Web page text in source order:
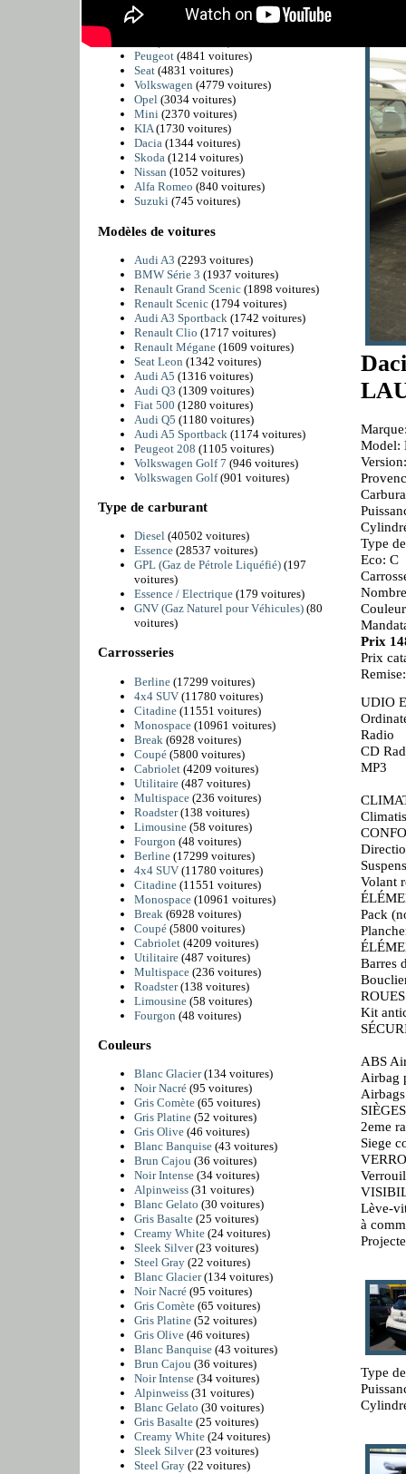
Model:
Type
Eco: C
Prix
Prix
UDIO
Radio
CD
MP3
Volant
Pack
Barres
ROUES
Kit
ABS
Airbag
SIÈGES
2eme
Siege
Lève-
à
Type
BMW
(6225 voitures)
Citroën
Peugeot(4841 voitures)
Seat(4831 voitures)
Volkswagen (4779 voitures)
Opel(3034 voitures)
Mini(2370 voitures)
KIA(1730 voitures)
Dacia(1344 voitures)
Skoda(1214 voitures)
Nissan (1052 voitures)
Alfa Romeo (840 voitures)
Suzuki(745 voitures)
Modèles de voitures
Audi A3 (2293 voitures)
BMW Série 3 (1937 voitures)
Renault Grand Scenic (1898 voitures)
Renault Scenic (1794 voitures)
Audi A3 Sportback (1742 voitures)
Renault Clio (1717 voitures)
Renault Mégane (1609 voitures)
Seat Leon (1342 voitures)
Audi A5 (1316 voitures)
Audi Q3 (1309 voitures)
Fiat 500 (1280 voitures)
Audi Q5 (1180 voitures)
Audi A5 Sportback (1174 voitures)
Peugeot 208 (1105 voitures)
Volkswagen Golf 7 (946 voitures)
Volkswagen Golf(901 voitures)
Type de carburant
Diesel(40502 voitures)
Essence(28537 voitures)
GPL (Gaz de Pétrole Liquéfié)(197
voitures)
Essence / Electrique(179 voitures)
GNV (Gaz Naturel pour Véhicules)(80
voitures)
Carrosseries
Berline(17299 voitures)
4x4 SUV(11780 voitures)
Citadine(11551 voitures)
Monospace(10961 voitures)
Break (6928 voitures)
Coupé(5800 voitures)
Cabriolet(4209 voitures)
Utilitaire(487 voitures)
Multispace(236 voitures)
Roadster(138 voitures)
Limousine(58 voitures)
Fourgon (48 voitures)
Berline(17299 voitures)
4x4 SUV(11780 voitures)
Citadine(11551 voitures)
Monospace(10961 voitures)
Break (6928 voitures)
Coupé(5800 voitures)
Cabriolet(4209 voitures)
Utilitaire(487 voitures)
Multispace(236 voitures)
Roadster(138 voitures)
Limousine(58 voitures)
Fourgon (48 voitures)
Couleurs
Blanc Glacier(134 voitures)
Noir Nacré(95 voitures)
Gris Comète(65 voitures)
Gris Platine(52 voitures)
Gris Olive(46 voitures)
Blanc Banquise(43 voitures)
Brun Cajou (36 voitures)
Noir Intense(34 voitures)
Alpinweiss(31 voitures)
Blanc Gelato (30 voitures)
Gris Basalte(25 voitures)
Creamy White(24 voitures)
Sleek Silver(23 voitures)
Steel Gray(22 voitures)
Blanc Glacier(134 voitures)
Noir Nacré(95 voitures)
Gris Comète(65 voitures)
Gris Platine(52 voitures)
Gris Olive(46 voitures)
Blanc Banquise(43 voitures)
Brun Cajou (36 voitures)
Noir Intense(34 voitures)
Alpinweiss(31 voitures)
Blanc Gelato (30 voitures)
Gris Basalte(25 voitures)
Creamy White(24 voitures)
Sleek Silver(23 voitures)
Steel Gray(22 voitures)